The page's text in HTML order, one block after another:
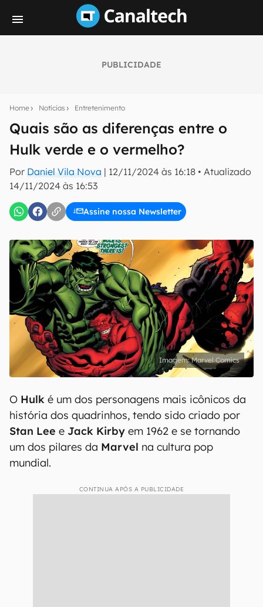
PUBLICIDADE
Home Notícias Entretenimento
Quais são as diferenças entre o
Hulk verde e o vermelho?
Por Daniel Vila Nova | 12/11/2024 às 16:18 • Atualizado
14/11/2024 às 16:53
Assine nossa Newsletter
notícias e reviews sobre tecnologia em primeira
mão.
E-mail
Uso e Política de Privacidade do Canaltech.
Marvel Comics
O Hulk é um dos personagens mais icônicos da
história dos quadrinhos, tendo sido criado por
Stan Lee e Jack Kirby em 1962 e se tornando
um dos pilares da Marvel na cultura pop
mundial.
CONTINUA APÓS A PUBLICIDADE